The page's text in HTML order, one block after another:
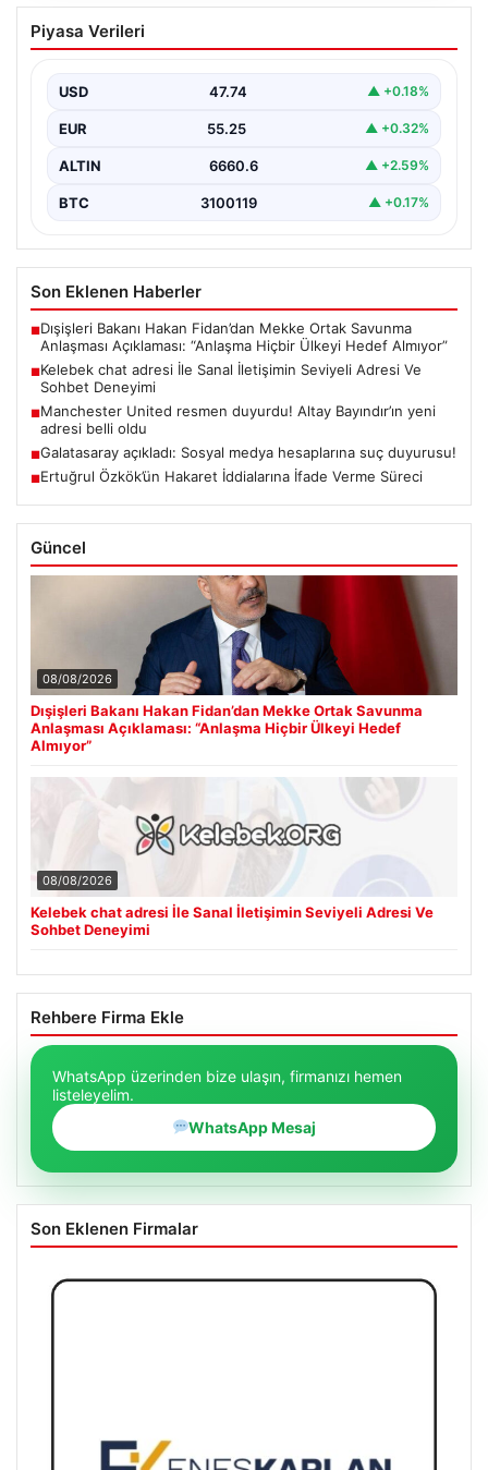
Kelebek chat adresi İle Sanal İletişimin
Seviyeli Adresi Ve Sohbet Deneyimi
kurması ciddi bir değer barındırmaktadır. Günümüzde
birçok…
Piyasa Verileri
USD 47.74 ▲ +0.18%
EUR 55.25 ▲ +0.32%
ALTIN 6660.6 ▲ +2.59%
BTC 3100119 ▲ +0.17%
Son Eklenen Haberler
■Dışişleri Bakanı Hakan Fidan’dan Mekke Ortak Savunma
Anlaşması Açıklaması: “Anlaşma Hiçbir Ülkeyi Hedef Almıyor”
■Kelebek chat adresi İle Sanal İletişimin Seviyeli Adresi Ve
Sohbet Deneyimi
■Manchester United resmen duyurdu! Altay Bayındır’ın yeni
adresi belli oldu
■Galatasaray açıkladı: Sosyal medya hesaplarına suç duyurusu!
■Ertuğrul Özkök’ün Hakaret İddialarına İfade Verme Süreci
Güncel
08/08/2026
Dışişleri Bakanı Hakan Fidan’dan Mekke Ortak Savunma
Anlaşması Açıklaması: “Anlaşma Hiçbir Ülkeyi Hedef
Almıyor”
08/08/2026
Kelebek chat adresi İle Sanal İletişimin Seviyeli Adresi Ve
Sohbet Deneyimi
Rehbere Firma Ekle
WhatsApp üzerinden bize ulaşın, firmanızı hemen
listeleyelim.
WhatsApp Mesaj
Son Eklenen Firmalar